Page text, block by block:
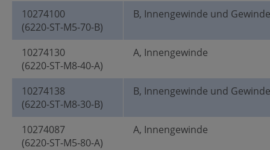
10274100
(6220-ST-M5-70-B)
B, Innengewinde und
10274130
(6220-ST-M8-40-A)
A, Innengewinde
10274138
(6220-ST-M8-30-B)
B, Innengewinde und
10274087
(6220-ST-M5-80-A)
A, Innengewinde